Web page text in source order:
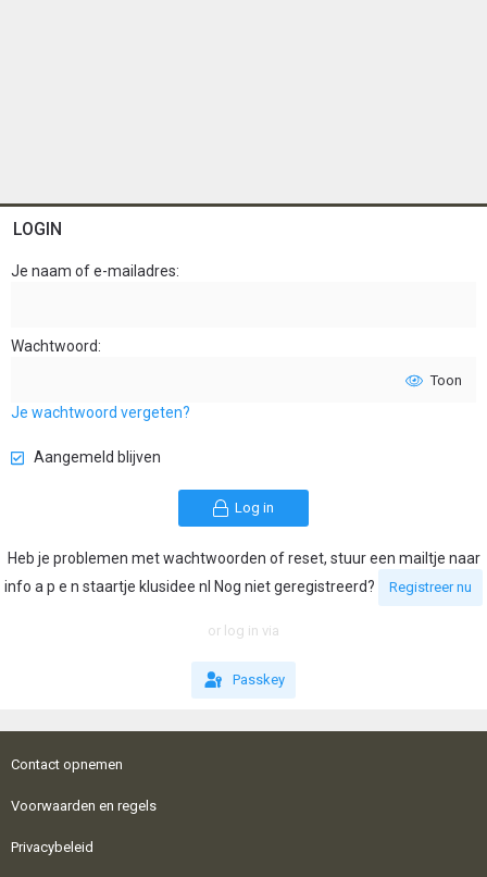
LOGIN
Je naam of e-mailadres
Wachtwoord
Toon
Je wachtwoord vergeten?
Aangemeld blijven
Log in
Heb je problemen met wachtwoorden of reset, stuur een mailtje naar
info a p e n staartje klusidee nl Nog niet geregistreerd?
Registreer nu
or log in via
Passkey
Contact opnemen
Voorwaarden en regels
Privacybeleid